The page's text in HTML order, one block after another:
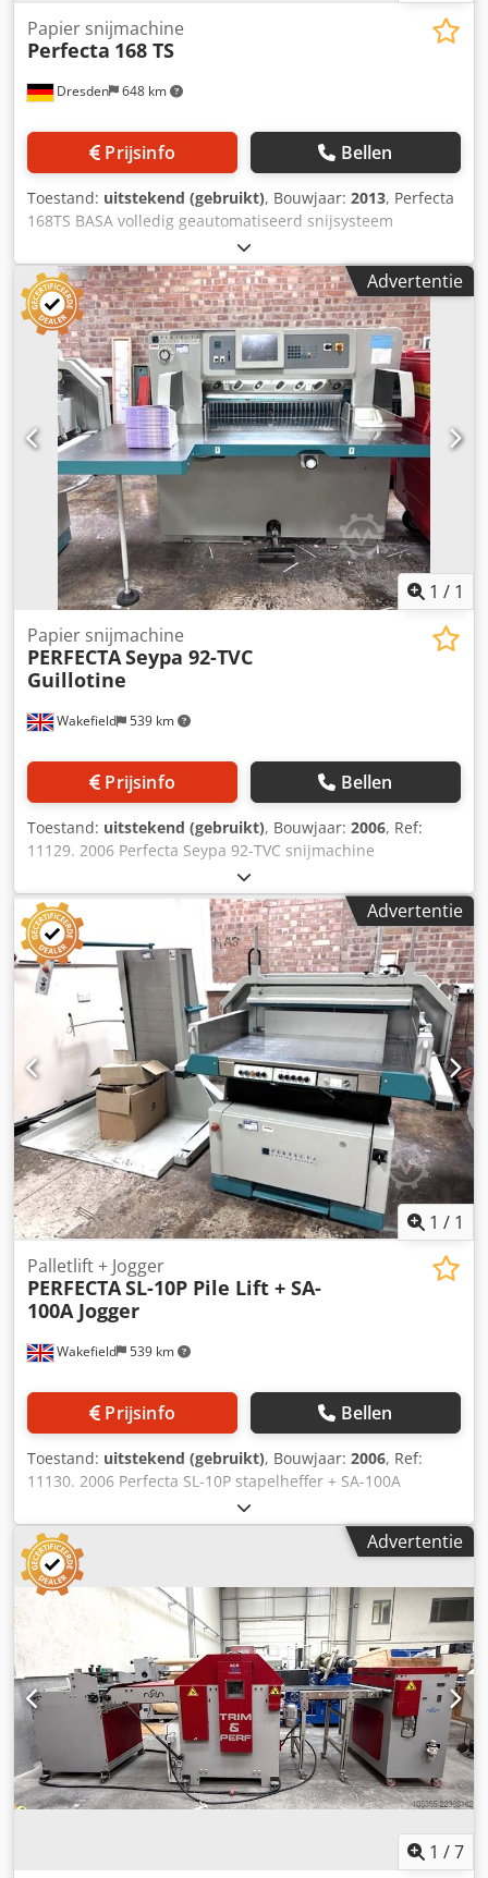
Dresden 648 km
Papier snijmachine
Perfecta 168 TS
Prijsinfo Bellen
Toestand: uitstekend (gebruikt), Bouwjaar: 2013, Perfecta
168TS BASA volledig geautomatiseerd snijsysteem
bouwjaar 2013 bestaande uit: Perfecta 168TS snijmachine
BASA 7 automatische stapelaar met automatische
papierinvoer ZTS 2000 papierstapelaar voor het aanvoeren
van papier naar de achterkant van de snijmachine BA6
afvoersysteem Chjdpfx Ahszqtpdjtea zeer weinig gebruikt
zeer goede staat gelegen in Duitsland proefdraaien
mogelijk
Advertentie
1 / 1
Wakefield 539 km
Papier snijmachine
PERFECTASeypa 92-TVC
Guillotine
Prijsinfo Bellen
Toestand: uitstekend (gebruikt), Bouwjaar: 2006, Ref:
11129. 2006 Perfecta Seypa 92-TVC snijmachine
Codpfxozmydyj Ahteha Bestaande uit: Centrale luchttafel
met ventilator Stalen luchttafels aan de linker- en
rechterzijde Elektronisch geregelde achteraanleg met 2
snelheden Kleurendisplay met programmeerbare toetsen
8000 snijposities met 400 programma's Minimale
programma-incrementeel: 1 mm Verlicht snijvlak
Infraroodlichtbarrière met FFM (veiligheidssysteem)
Messenwisselsysteem 2 HSS-messen Inclusief
gereedschap en handleidingen. Specificaties: Snijbreedte:
max. 92 cm Diepte van de invoertafel: max. 92 cm
Klemopening: max. 13,5 cm Aantal sneden: 44/min.
(continue werking).
Advertentie
1 / 1
Wakefield 539 km
Palletlift + Jogger
PERFECTASL-10P Pile Lift + SA-
100A Jogger
Prijsinfo Bellen
Toestand: uitstekend (gebruikt), Bouwjaar: 2006, Ref:
11130. 2006 Perfecta SL-10P stapelheffer + SA-100A
papierstapelaar. Bestaat uit: Perfecta SL-10P mobiele
stapelheffer met stalen plaat. Houdt de stapel op een
constante hoogte, voorzien van een elektronische sensor
voor automatisch omhoog- en omlaag bewegen. Wielen
voor mobiliteit. Draaibaar bedieningspaneel voor gebruik
aan de linker- of rechterkant. Veiligheidsvoorziening voor
het verlagen, 1,5 kVA - 380 V. Hefcapaciteit 1000 kg,
maximale afmeting 90 x 130 cm. Perfecta SA-100A
papierstapelaar met luchtafvoerrol. Bestaat uit: Luchttafel
en links- en rechtszijdige kleppen voor een soepele
papierstroom. Kantelbare tafel met verstelbare hoek voor
licht of zwaar papier. Kantelmechanisme naar links of
rechts. Automatische luchtafvoerrol – diverse functies.
Inclusief luchttafel-ventilatorunit. Let op: er is een interne
Specificaties: Maximale papierafmeting: 76 × 109 cm tot
110 × 165 cm (afhankelijk van de exacte subvariant).
Advertentie
1 /7